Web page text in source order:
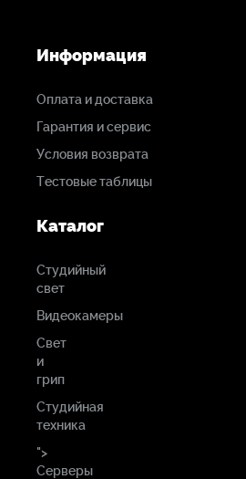
Информация
Оплата и доставка
Гарантия и сервис
Условия возврата
Тестовые таблицы
Каталог
Студийный
свет
Видеокамеры
Свет
и
грип
Студийная
техника
">
Серверы